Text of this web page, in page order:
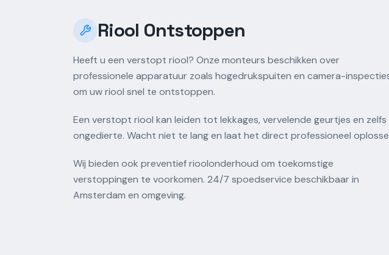
Riool Ontstoppen
Heeft u een verstopt riool? Onze monteurs beschikken over
professionele apparatuur zoals hogedrukspuiten en camera-
om uw riool snel te ontstoppen.
Een verstopt riool kan leiden tot lekkages, vervelende geurtjes en zelfs
ongedierte. Wacht niet te lang en laat het direct professioneel
Wij bieden ook preventief rioolonderhoud om toekomstige
verstoppingen te voorkomen. 24/7 spoedservice beschikbaar in
Amsterdam en omgeving.